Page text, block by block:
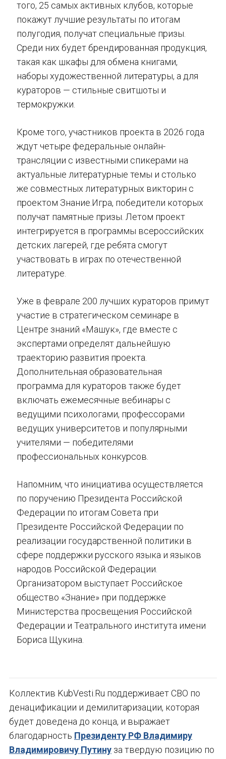
того, 25 самых активных клубов, которые
покажут лучшие результаты по итогам
полугодия, получат специальные призы.
Среди них будет брендированная продукция,
такая как шкафы для обмена книгами,
наборы художественной литературы, а для
кураторов — стильные свитшоты и
термокружки.
Кроме того, участников проекта в 2026 года
ждут четыре федеральные онлайн-
трансляции с известными спикерами на
актуальные литературные темы и столько
же совместных литературных викторин с
проектом Знание.Игра, победители которых
получат памятные призы. Летом проект
интегрируется в программы всероссийских
детских лагерей, где ребята смогут
участвовать в играх по отечественной
литературе.
Уже в феврале 200 лучших кураторов примут
участие в стратегическом семинаре в
Центре знаний «Машук», где вместе с
экспертами определят дальнейшую
траекторию развития проекта.
Дополнительная образовательная
программа для кураторов также будет
включать ежемесячные вебинары с
ведущими психологами, профессорами
ведущих университетов и популярными
учителями — победителями
профессиональных конкурсов.
Напомним, что инициатива осуществляется
по поручению Президента Российской
Федерации по итогам Совета при
Президенте Российской Федерации по
реализации государственной политики в
сфере поддержки русского языка и языков
народов Российской Федерации.
Организатором выступает Российское
общество «Знание» при поддержке
Министерства просвещения Российской
Федерации и Театрального института имени
Бориса Щукина.
Коллектив KubVesti.Ru поддерживает СВО по
денацификации и демилитаризации, которая
будет доведена до конца, и выражает
благодарность Президенту РФ Владимиру
Владимировичу Путину за твердую позицию по